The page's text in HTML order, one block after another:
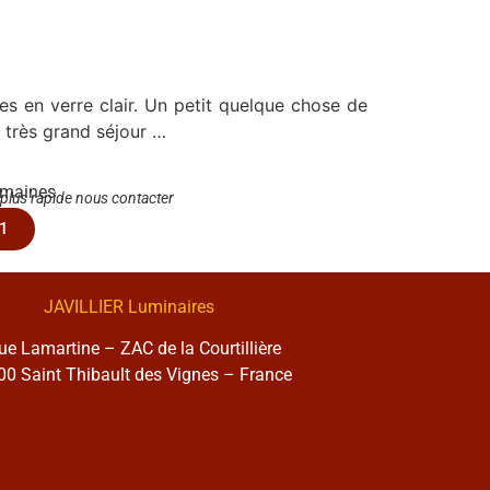
en verre clair. Un petit quelque chose de
très grand séjour …
rapide nous contacter
JAVILLIER Luminaires
Lamartine – ZAC de la Courtillière
Saint Thibault des Vignes – France